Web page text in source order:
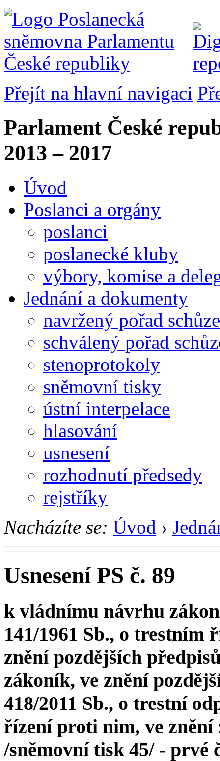
Přejít na hlavní navigaci
Parlament České
2013 – 2017
Úvod
Poslanci a orgány
poslanci
poslanecké kluby
výbory, komise a
Jednání a dokumenty
navržený pořad schůze
schválený pořad
stenoprotokoly
sněmovní tisky
ústní interpelace
hlasování
usnesení
rozhodnutí předsedy
rejstříky
Nacházíte se: Úvod ›
Usnesení PS č. 89
k vládnímu návrhu
141/1961 Sb., o trestním
znění pozdějších
zákoník, ve znění
418/2011 Sb., o trestní
řízení proti nim, ve znění
/sněmovní tisk 45/ - prvé